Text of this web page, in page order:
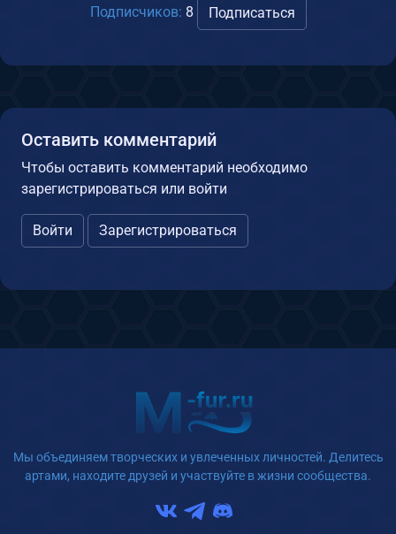
Подписчиков: 8 Подписаться
Оставить комментарий
Чтобы оставить комментарий необходимо
зарегистрироваться или войти
Войти Зарегистрироваться
Мы объединяем творческих и увлеченных личностей. Делитесь
артами, находите друзей и участвуйте в жизни сообщества.